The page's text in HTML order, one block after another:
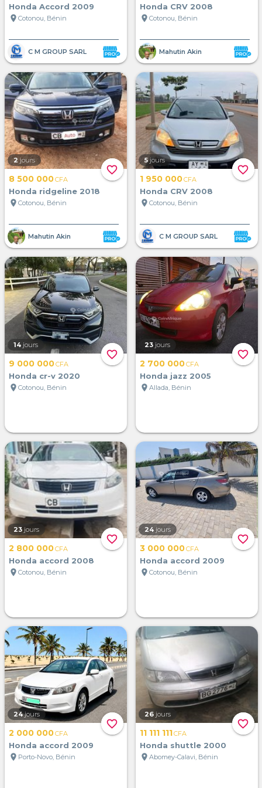
Honda Accord 2009
location_on Cotonou, Bénin
C M GROUP SARL
Honda CRV 2008
location_on Cotonou, Bénin
Mahutin Akin
favorite_border
2 jours
8 500 000CFA
Honda ridgeline 2018
location_on Cotonou, Bénin
Mahutin Akin
favorite_border
5 jours
1 950 000CFA
Honda CRV 2008
location_on Cotonou, Bénin
C M GROUP SARL
favorite_border
14 jours
9 000 000CFA
Honda cr-v 2020
location_on Cotonou, Bénin
favorite_border
23 jours
2 700 000CFA
Honda jazz 2005
location_on Allada, Bénin
favorite_border
23 jours
2 800 000CFA
Honda accord 2008
location_on Cotonou, Bénin
favorite_border
24 jours
3 000 000CFA
Honda accord 2009
location_on Cotonou, Bénin
favorite_border
24 jours
2 000 000CFA
Honda accord 2009
location_on Porto-Novo, Bénin
favorite_border
26 jours
11 111 111CFA
Honda shuttle 2000
location_on Abomey-Calavi, Bénin